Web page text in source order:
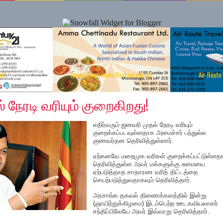
Amma Chettinadu Restaurant Ltd Air
வரியும் குறைகிறது!
எதிர்வரும் ஜனவரி முதல் நேரடி வரியும்
குறைக்கப்படவுள்ளதாக அமைச்சர் பந்துல்ல
குணவர்தன தெரிவித்துள்ளார்.
ஏற்கனவே மறைமுக வரிகள்
தெரிவித்துள்ள அவர் மக்களுக்கு சுமையை
ஏற்படுத்தாத சாதாரண வரித் திட்டத்தை
செயற்படுத்துவதாகவும் தெரிவித்தார்.
அரசாங்க தகவல் திணைக்களத்தில் இன்று
(ஞாயிற்றுக்கிழமை) இடம்பெற்ற ஊடகவியலாளர்
சந்திப்பிலேயே அவர் இவ்வாறு தெரிவித்தார்.